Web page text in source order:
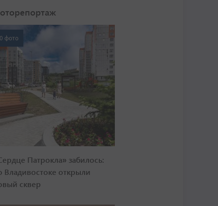
фото
Патрокла» забилось:
Владивостоке открыли
сквер